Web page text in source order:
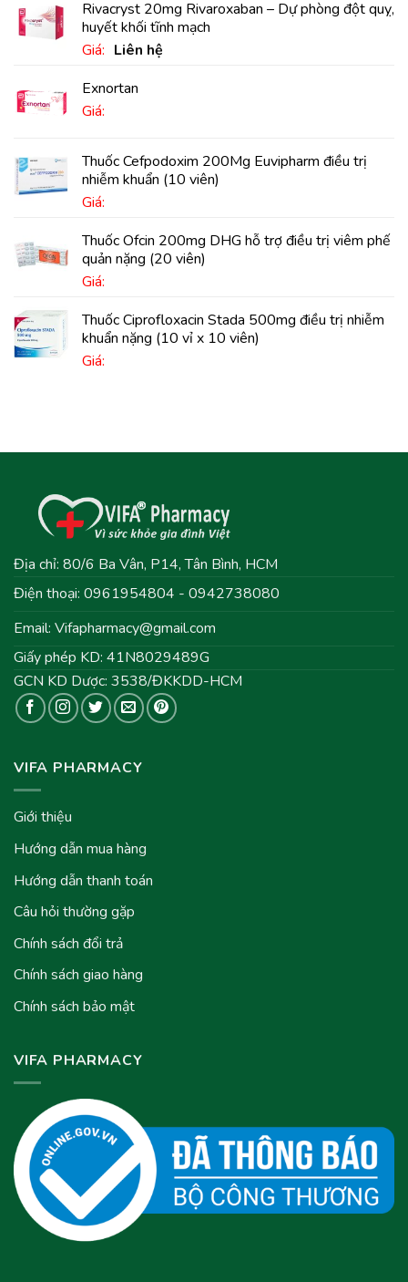
Rivacryst 20mg Rivaroxaban – Dự phòng đột quỵ,
huyết khối tĩnh mạch
Giá: Liên hệ
Exnortan
Giá:
Thuốc Cefpodoxim 200Mg Euvipharm điều trị
nhiễm khuẩn (10 viên)
Giá:
Thuốc Ofcin 200mg DHG hỗ trợ điều trị viêm phế
quản nặng (20 viên)
Giá:
Thuốc Ciprofloxacin Stada 500mg điều trị nhiễm
khuẩn nặng (10 vỉ x 10 viên)
Giá:
Địa chỉ: 80/6 Ba Vân, P14, Tân Bình, HCM
Điện thoại: 0961954804 - 0942738080
Email: Vifapharmacy@gmail.com
Giấy phép KD: 41N8029489G
GCN KD Dược: 3538/ĐKKDD-HCM
VIFA PHARMACY
Giới thiệu
Hướng dẫn mua hàng
Hướng dẫn thanh toán
Câu hỏi thường gặp
Chính sách đổi trả
Chính sách giao hàng
Chính sách bảo mật
VIFA PHARMACY